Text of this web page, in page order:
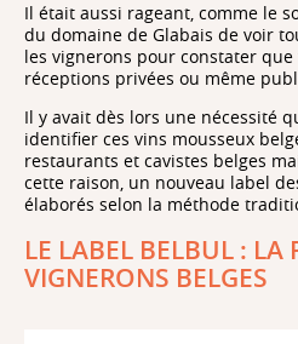
Il était aussi rageant, comme le
du domaine de Glabais de voir
les vignerons pour constater
réceptions privées ou même
Il y avait dès lors une nécessité
identifier ces vins mousseux
restaurants et cavistes belges
cette raison, un nouveau label
élaborés selon la méthode
LE LABEL BELBUL : LA
VIGNERONS BELGES